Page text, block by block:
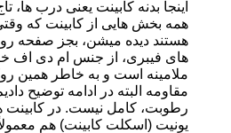
اینجا بدنه کابینت یعنی درب ها،
همه بخش هایی از کابینت که
هستند دیده میشن، بجز صفحه
های فیبری، از جنس ام دی اف
ملامینه است و به خاطر همین
مقاومه البته در ادامه توضیح
یونیت (اسکلت کابینت) هم